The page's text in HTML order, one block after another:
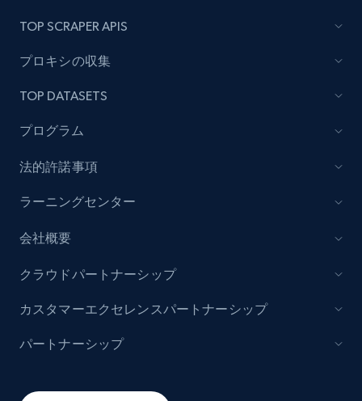
TOP SCRAPER APIS
プロキシの収集
TOP DATASETS
プログラム
法的許諾事項
ラーニングセンター
会社概要
クラウドパートナーシップ
カスタマーエクセレンスパートナーシップ
パートナーシップ